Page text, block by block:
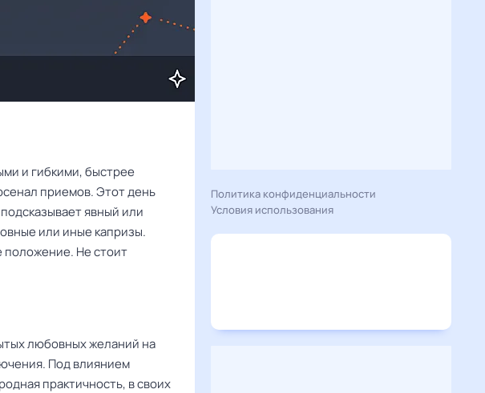
и гибкими, быстрее
приемов. Этот день
явный или
или иные капризы.
положение. Не стоит
любовных желаний на
Под влиянием
практичность, в своих
Политика конфиденциальности
Условия использования